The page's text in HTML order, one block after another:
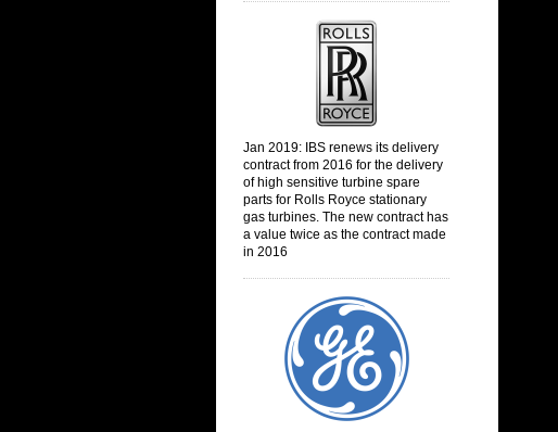
Jan 2019: IBS renews its delivery
contract from 2016 for the delivery
of high sensitive turbine spare
parts for Rolls Royce stationary
gas turbines. The new contract has
a value twice as the contract made
in 2016